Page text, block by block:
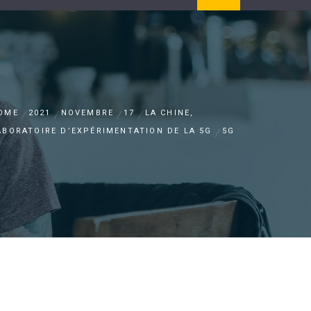
2021 NOVEMBRE 17
LA CHINE,
D’EXPÉRIMENTATION DE LA 5G
5G